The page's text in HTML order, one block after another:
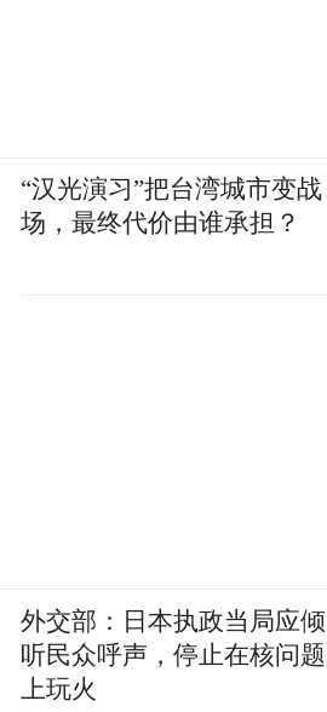
“汉光演习”把台湾城市变战
场，最终代价由谁承担？
外交部：日本执政当局应倾
听民众呼声，停止在核问题
上玩火